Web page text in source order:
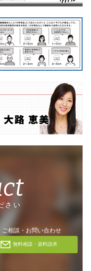
さい
ご相談・お問い合わせ
無料相談・資料請求